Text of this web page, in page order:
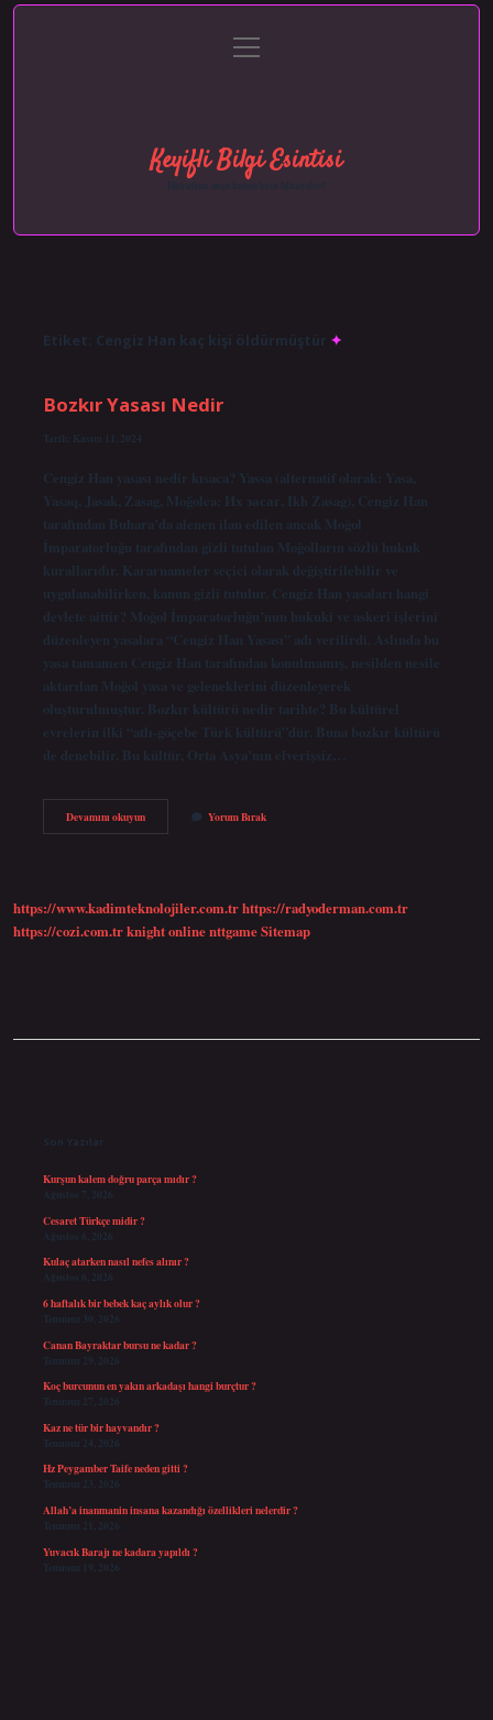
Gizlilik Politikası
menüyü
aç
Keyifli Bilgi Esintisi
Hayatına neşe katan kısa hikayeler!
Etiket: Cengiz Han kaç kişi öldürmüştür
Bozkır Yasası Nedir
Tarih: Kasım 11, 2024
Cengiz Han yasası nedir kısaca? Yassa (alternatif olarak: Yasa,
Yasaq, Jasak, Zasag, Moğolca: Их засаг, Ikh Zasag), Cengiz Han
tarafından Buhara’da alenen ilan edilen ancak Moğol
İmparatorluğu tarafından gizli tutulan Moğolların sözlü hukuk
kurallarıdır. Kararnameler seçici olarak değiştirilebilir ve
uygulanabilirken, kanun gizli tutulur. Cengiz Han yasaları hangi
devlete aittir? Moğol İmparatorluğu’nun hukuki ve askeri işlerini
düzenleyen yasalara “Cengiz Han Yasası” adı verilirdi. Aslında bu
yasa tamamen Cengiz Han tarafından konulmamış, nesilden nesile
aktarılan Moğol yasa ve geleneklerini düzenleyerek
oluşturulmuştur. Bozkır kültürü nedir tarihte? Bu kültürel
evrelerin ilki “atlı-göçebe Türk kültürü”dür. Buna bozkır kültürü
de denebilir. Bu kültür, Orta Asya’nın elverişsiz…
Devamını okuyunBozkır
Yasası
Yorum Bırak
https://www.kadimteknolojiler.com.trhttps://radyoderman.com.tr
https://cozi.com.trknight onlinenttgameSitemap
Son Yazılar
Kurşun kalem doğru parça mıdır ?
Ağustos 7, 2026
Cesaret Türkçe midir ?
Ağustos 6, 2026
Kulaç atarken nasıl nefes alınır ?
Ağustos 6, 2026
6 haftalık bir bebek kaç aylık olur ?
Temmuz 30, 2026
Canan Bayraktar bursu ne kadar ?
Temmuz 29, 2026
Koç burcunun en yakın arkadaşı hangi burçtur ?
Temmuz 27, 2026
Kaz ne tür bir hayvandır ?
Temmuz 24, 2026
Hz Peygamber Taife neden gitti ?
Temmuz 23, 2026
Allah’a inanmanin insana kazandığı özellikleri nelerdir ?
Temmuz 21, 2026
Yuvacık Barajı ne kadara yapıldı ?
Temmuz 19, 2026